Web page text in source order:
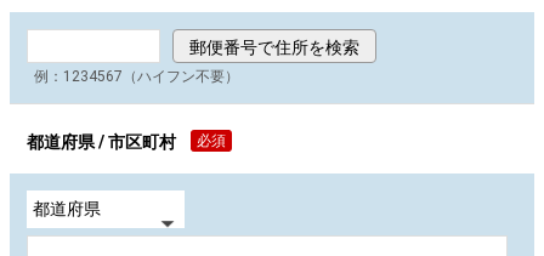
例：1234567（ハイフン不要）
都道府県 / 市区町村 必須